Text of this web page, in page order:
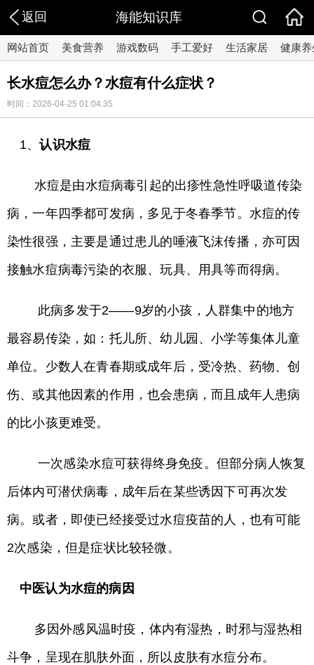
返回 海能知识库
网站首页 美食营养 游戏数码 手工爱好 生活家居 健康养
长水痘怎么办？水痘有什么症状？
时间：2026-04-25 01:04:35
1、认识水痘
水痘是由水痘病毒引起的出疹性急性呼吸道传染
病，一年四季都可发病，多见于冬春季节。水痘的传
染性很强，主要是通过患儿的唾液飞沫传播，亦可因
接触水痘病毒污染的衣服、玩具、用具等而得病。
此病多发于2——9岁的小孩，人群集中的地方
最容易传染，如：托儿所、幼儿园、小学等集体儿童
单位。少数人在青春期或成年后，受冷热、药物、创
伤、或其他因素的作用，也会患病，而且成年人患病
的比小孩更难受。
一次感染水痘可获得终身免疫。但部分病人恢复
后体内可潜伏病毒，成年后在某些诱因下可再次发
病。或者，即使已经接受过水痘疫苗的人，也有可能
2次感染，但是症状比较轻微。
中医认为水痘的病因
多因外感风温时疫，体内有湿热，时邪与湿热相
斗争，呈现在肌肤外面，所以皮肤有水痘分布。